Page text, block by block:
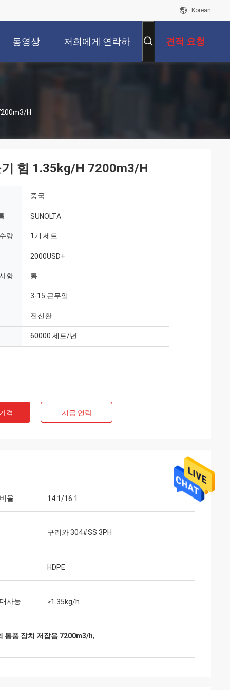
Korean
동영상 저희에게 연락하 견적 요청
H
힘 1.35kg/H 7200m3/H
중국
SUNOLTA
량 1개 세트
2000USD+
항 통
3-15 근무일
전신환
60000 세트/년
격 지금 연락
율 14:1/16:1
구리와 304#SS 3PH
HDPE
사능 ≥1.35kg/h
통풍 장치 저잡음 7200m3/h,